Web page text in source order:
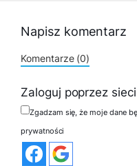
Napisz komentarz
Komentarze (0)
Zaloguj poprzez
Zgadzam się, że moje dane
prywatności